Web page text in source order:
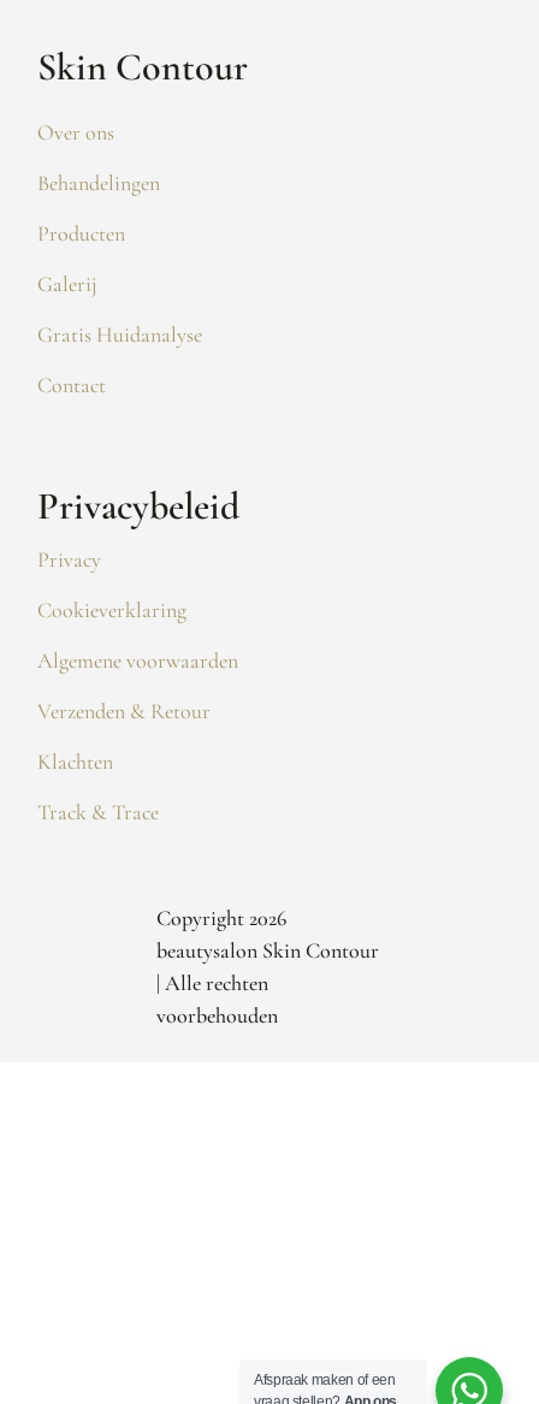
Skin Contour
Over ons
Behandelingen
Producten
Galerij
Gratis Huidanalyse
Contact
Privacybeleid
Privacy
Cookieverklaring
Algemene voorwaarden
Verzenden & Retour
Klachten
Track & Trace
Copyright 2026
beautysalon Skin Contour
| Alle rechten
voorbehouden
Afspraak maken of een